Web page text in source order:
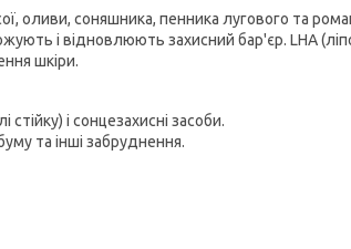
оливи, соняшника, пенника лугового та
і відновлюють захисний бар'єр. LHA
шкіри.
і сонцезахисні засоби.
та інші забруднення.